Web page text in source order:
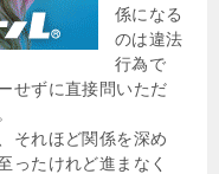
係になる
のは違法
行為で
せずに直接問いただ
それほど関係を深め
ったけれど進まなく